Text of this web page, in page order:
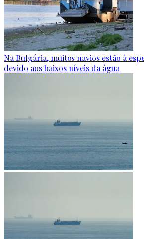
Na Bulgária, muitos navios estão à
devido aos baixos níveis da água